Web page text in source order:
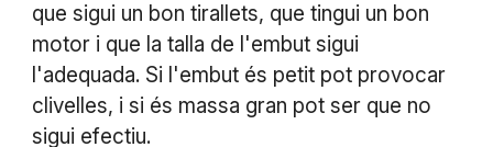
que sigui un bon tirallets, que tingui un bon
motor i que la talla de l'embut sigui
l'adequada. Si l'embut és petit pot provocar
clivelles, i si és massa gran pot ser que no
sigui efectiu.